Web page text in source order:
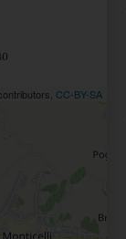
CC-BY-SA